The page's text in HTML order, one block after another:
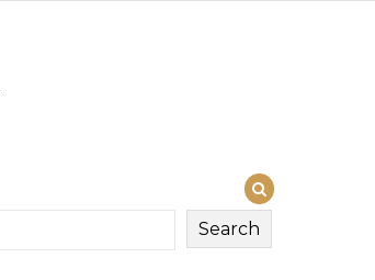
Search